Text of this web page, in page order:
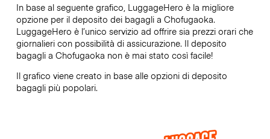
In base al seguente grafico, LuggageHero è la migliore
opzione per il deposito dei bagagli a Chofugaoka.
LuggageHero è l’unico servizio ad offrire sia prezzi orari che
giornalieri con possibilità di assicurazione. Il deposito
bagagli a Chofugaoka non è mai stato così facile!
Il grafico viene creato in base alle opzioni di deposito
bagagli più popolari.